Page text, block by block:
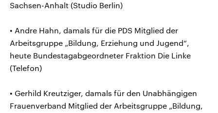
Sachsen-Anhalt (Studio Berlin)
• Andre Hahn, damals für die PDS Mitglied der
Arbeitsgruppe „Bildung, Erziehung und Jugend“,
heute Bundestagabgeordneter Fraktion Die Linke
(Telefon)
• Gerhild Kreutziger, damals für den Unabhängigen
Frauenverband Mitglied der Arbeitsgruppe „Bildung,